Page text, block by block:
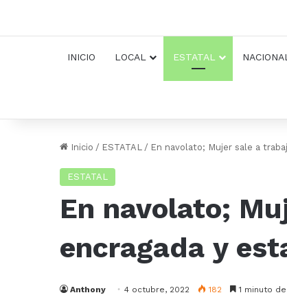
INICIO LOCAL ESTATAL
Inicio / ESTATAL / En navolato; Mujer sale a
ESTATAL
En navolato;
encragada y
Anthony 4 octubre, 2022 182 1 minuto